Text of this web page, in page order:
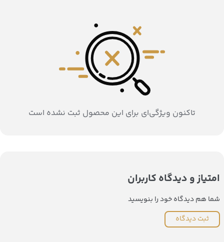
تاکنون ویژگی‌ای برای این محصول ثبت نشده است
امتیاز و دیدگاه کاربران
شما هم دیدگاه خود را بنویسید
ثبت دیدگاه